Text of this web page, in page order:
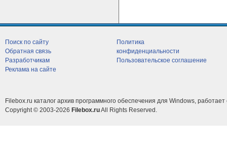
Поиск по сайту
Обратная связь
Разработчикам
Реклама на сайте
Политика
конфиденциальности
Пользовательское соглашение
Filebox.ru каталог архив программного обеспечения для Windows, работает
Copyright © 2003-2026 Filebox.ruAll Rights Reserved.